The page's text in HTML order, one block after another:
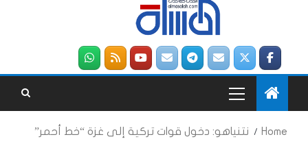
Home نتنياهو: دخول قوات تركية إلى غزة “خط أحمر”